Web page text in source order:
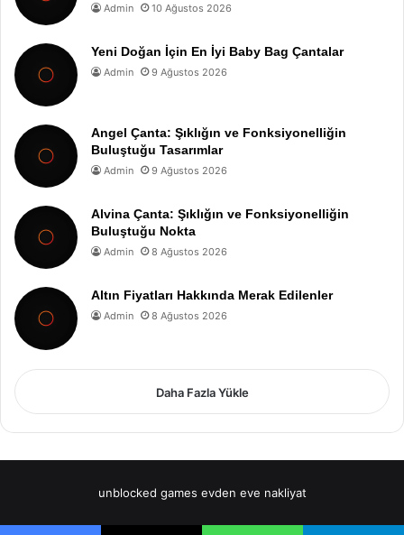
Admin 10 Ağustos 2026
Yeni Doğan İçin En İyi Baby Bag Çantalar
Admin 9 Ağustos 2026
Angel Çanta: Şıklığın ve Fonksiyonelliğin
Buluştuğu Tasarımlar
Admin 9 Ağustos 2026
Alvina Çanta: Şıklığın ve Fonksiyonelliğin
Buluştuğu Nokta
Admin 8 Ağustos 2026
Altın Fiyatları Hakkında Merak Edilenler
Admin 8 Ağustos 2026
Daha Fazla Yükle
unblocked games evden eve nakliyat